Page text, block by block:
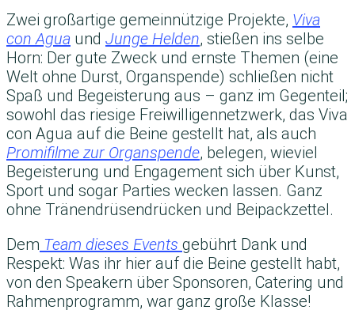
Zwei großartige gemeinnützige Projekte, Viva
con Agua und Junge Helden, stießen ins selbe
Horn: Der gute Zweck und ernste Themen (eine
Welt ohne Durst, Organspende) schließen nicht
Spaß und Begeisterung aus – ganz im Gegenteil;
sowohl das riesige Freiwilligennetzwerk, das Viva
con Agua auf die Beine gestellt hat, als auch
Promifilme zur Organspende, belegen, wieviel
Begeisterung und Engagement sich über Kunst,
Sport und sogar Parties wecken lassen. Ganz
ohne Tränendrüsendrücken und Beipackzettel.
Dem Team dieses Events gebührt Dank und
Respekt: Was ihr hier auf die Beine gestellt habt,
von den Speakern über Sponsoren, Catering und
Rahmenprogramm, war ganz große Klasse!